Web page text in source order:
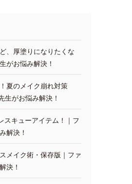
、厚塗りになりたくな
がお悩み解決！
夏のメイク崩れ対策
生がお悩み解決！
スキューアイテム！｜フ
解決！
メイク術・保存版｜ファ
決！